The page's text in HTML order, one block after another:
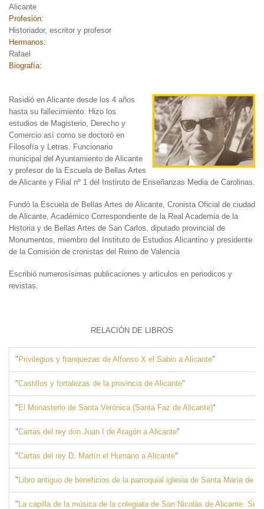
Alicante
Profesión:
Historiador, escritor y profesor
Hermanos:
Rafael
Biografía:
Rasidió en Alicante desde los 4 años
hasta su fallecimiento. Hizo los
estudios de Magisterio, Derecho y
Comercio así como se doctoró en
Filosofía y Letras. Funcionario
municipal del Ayuntamiento de Alicante
y profesor de la Escuela de Bellas Artes
de Alicante y Filial nº 1 del Instiruto de Enseñanzas Media de Carolinas.
Fundó la Escuela de Bellas Artes de Alicante, Cronista Oficial de ciudad
de Alicante, Académico Correspondiente de la Real Academia de la
Historia y de Bellas Artes de San Carlos, diputado provincial de
Monumentos, miembro del Instituto de Estudios Alicantino y presidente
de la Comisión de cronistas del Reino de Valencia
Escribió numerosísimas publicaciones y articulos en periodicos y
revistas.
RELACIÓN DE LIBROS
"Privilegios y franquezas de Alfonso X el Sabio a Alicante"
"Castillos y fortalezas de la provincia de Alicante"
"El Monasterio de Santa Verónica (Santa Faz de Alicante)"
"Cartas del rey don Juan I de Aragón a Alicante"
"Cartas del rey D. Martín el Humano a Alicante"
"Libro antiguo de beneficios de la parroquial iglesia de Santa María de
"La capilla de la música de la colegiata de San Nicolás de Alicante.